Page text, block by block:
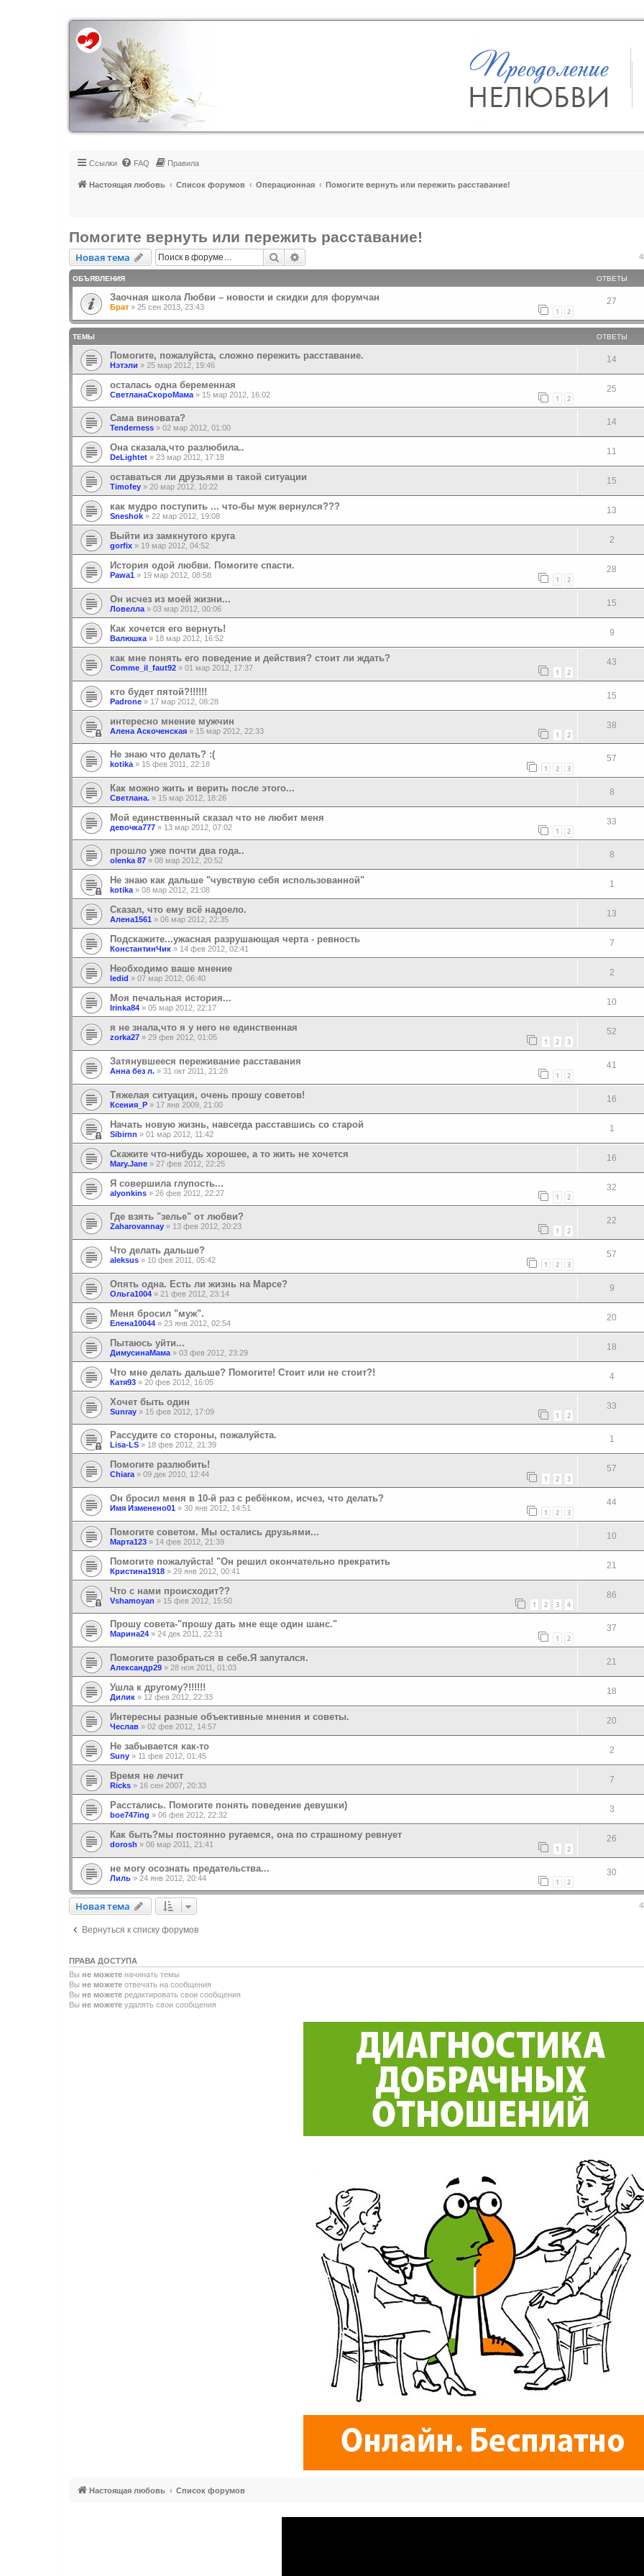
Регистрация
Ссылки FAQ Правила
Настоящая любовь Список форумов Операционная Помогите вернуть или пережить расставание!
Помогите вернуть или пережить расставание!
Новая тема
Новаятема Поиск
ОБЪЯВЛЕНИЯ ОТВЕТЫ
Заочная школа Любви – новости и скидки для форумчан
Брат » 25 сен 2013, 23:43 1 2
27
ТЕМЫ ОТВЕТЫ
Помогите, пожалуйста, сложно пережить расставание.
Нэтэли » 25 мар 2012, 19:46
14
осталась одна беременная
СветланаСкороМама » 15 мар 2012, 16:02 1 2
25
Сама виновата?
Tenderness » 02 мар 2012, 01:00
14
Она сказала,что разлюбила..
DeLightet » 23 мар 2012, 17:18
11
оставаться ли друзьями в такой ситуации
Timofey » 20 мар 2012, 10:22
15
как мудро поступить ... что-бы муж вернулся???
Sneshok » 22 мар 2012, 19:08
13
Выйти из замкнутого круга
gorfix » 19 мар 2012, 04:52
2
История одой любви. Помогите спасти.
Pawa1 » 19 мар 2012, 08:58 1 2
28
Он исчез из моей жизни...
Ловелла » 03 мар 2012, 00:06
15
Как хочется его вернуть!
Валюшка » 18 мар 2012, 16:52
9
как мне понять его поведение и действия? стоит ли ждать?
Comme_il_faut92 » 01 мар 2012, 17:37 1 2
43
кто будет пятой?!!!!!!
Padrone » 17 мар 2012, 08:28
15
интересно мнение мужчин
Алена Аскоченская » 15 мар 2012, 22:33 1 2
38
Не знаю что делать? :(
kotika » 15 фев 2011, 22:18 1 2 3
57
Как можно жить и верить после этого...
Светлана. » 15 мар 2012, 18:26
8
Мой единственный сказал что не любит меня
девочка777 » 13 мар 2012, 07:02 1 2
33
прошло уже почти два года..
olenka 87 » 08 мар 2012, 20:52
8
Не знаю как дальше "чувствую себя использованной"
kotika» 08 мар 2012, 21:08
1
Сказал, что ему всё надоело.
Алена1561 » 06 мар 2012, 22:35
13
Подскажите...ужасная разрушающая черта - ревность
КонстантинЧик » 14 фев 2012, 02:41
7
Необходимо ваше мнение
ledid » 07 мар 2012, 06:40
2
Моя печальная история...
Irinka84 » 05 мар 2012, 22:17
10
я не знала,что я у него не единственная
zorka27 » 29 фев 2012, 01:05 1 2 3
52
Затянувшееся переживание расставания
Анна без л. » 31 окт 2011, 21:28 1 2
41
Тяжелая ситуация, очень прошу советов!
Ксения_Р » 17 янв 2009, 21:00
16
Начать новую жизнь, навсегда расставшись со старой
Sibirnn » 01 мар 2012, 11:42
1
Скажите что-нибудь хорошее, а то жить не хочется
Mary.Jane » 27 фев 2012, 22:25
16
Я совершила глупость...
alyonkins » 26 фев 2012, 22:27 1 2
32
Где взять "зелье" от любви?
Zaharovannay » 13 фев 2012, 20:23 1 2
22
Что делать дальше?
aleksus » 10 фев 2011, 05:42 1 2 3
57
Опять одна. Есть ли жизнь на Марсе?
Ольга1004 » 21 фев 2012, 23:14
9
Меня бросил "муж".
Елена10044 » 23 янв 2012, 02:54
20
Пытаюсь уйти...
ДимусинаМама » 03 фев 2012, 23:29
18
Что мне делать дальше? Помогите! Стоит или не стоит?!
Катя93 » 20 фев 2012, 16:05
4
Хочет быть один
Sunray » 15 фев 2012, 17:09 1 2
33
Рассудите со стороны, пожалуйста.
Lisa-LS » 18 фев 2012, 21:39
1
Помогите разлюбить!
Chiara » 09 дек 2010, 12:44 1 2 3
57
Он бросил меня в 10-й раз с ребёнком, исчез, что делать?
Имя Изменено01 » 30 янв 2012, 14:51 1 2 3
44
Помогите советом. Мы остались друзьями...
Марта123 » 14 фев 2012, 21:39
10
Помогите пожалуйста! "Он решил окончательно прекратить
Кристина1918 » 29 янв 2012, 00:41
21
Что с нами происходит??
Vshamoyan » 15 фев 2012, 15:50 1 2 3 4
86
Прошу совета-"прошу дать мне еще один шанс."
Марина24 » 24 дек 2011, 22:31 1 2
37
Помогите разобраться в себе.Я запутался.
Александр29 » 28 ноя 2011, 01:03
21
Ушла к другому?!!!!!!
Дилик » 12 фев 2012, 22:33
18
Интересны разные объективные мнения и советы.
Чеслав » 02 фев 2012, 14:57
20
Не забывается как-то
Suny » 11 фев 2012, 01:45
2
Время не лечит
Ricks » 16 сен 2007, 20:33
7
Расстались. Помогите понять поведение девушки)
boe747ing » 06 фев 2012, 22:32
3
Как быть?мы постоянно ругаемся, она по страшному ревнует
dorosh » 06 мар 2011, 21:41 1 2
26
не могу осознать предательства...
Лиль » 24 янв 2012, 20:44 1 2
30
Новая тема
Новаятема
Вернуться к списку форумов
ПРАВА ДОСТУПА
Вы не можете начинать темы
Вы не можете отвечать на сообщения
Вы не можете редактировать свои сообщения
Вы не можете удалять свои сообщения
Настоящая любовь Список форумов